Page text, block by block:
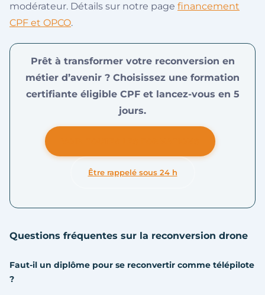
modérateur. Détails sur notre page financement
CPF et OPCO.
Prêt à transformer votre reconversion en
métier d’avenir ? Choisissez une formation
certifiante éligible CPF et lancez-vous en 5
jours.
Être rappelé sous 24 h
Questions fréquentes sur la reconversion drone
Faut-il un diplôme pour se reconvertir comme télépilote
?